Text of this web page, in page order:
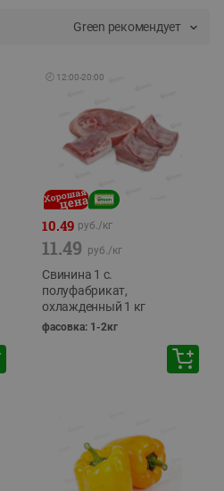
Green рекомендует
🕘 12:00-20:00
10.49 руб./кг
11.49 руб./кг
Свинина 1 с.
полуфабрикат,
охлажденный 1 кг
фасовка: 1-2кг